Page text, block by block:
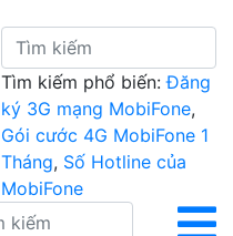
Tìm kiếm phổ biến: Đăng
ký 3G mạng MobiFone,
Gói cước 4G MobiFone 1
Tháng, Số Hotline của
MobiFone